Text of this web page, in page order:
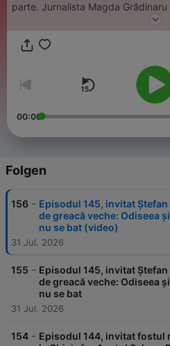
parte. Jurnalista Magda
pună evenimentele în context, să
inteligent, relaxat și necesar.
00:00
Folgen
156 - Episodul 145, invitat
de greacă veche: Odiseea
nu se bat (video)
31 Jul. 2026
155 - Episodul 145, invitat
de greacă veche: Odiseea
nu se bat
31 Jul. 2026
154 - Episodul 144, invitat fostul